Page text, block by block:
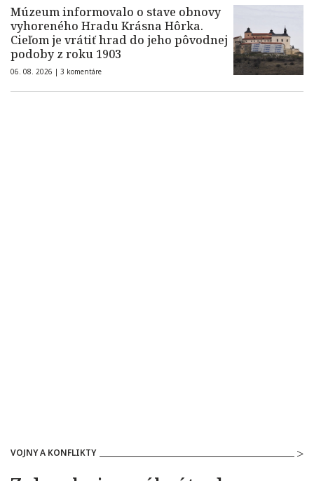
Múzeum informovalo o stave obnovy
vyhoreného Hradu Krásna Hôrka.
Cieľom je vrátiť hrad do jeho pôvodnej
podoby z roku 1903
06. 08. 2026 | 3 komentáre
VOJNY A KONFLIKTY